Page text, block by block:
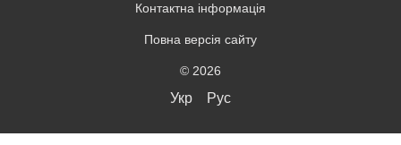
Контактна інформація
Повна версія сайту
© 2026
Укр Рус